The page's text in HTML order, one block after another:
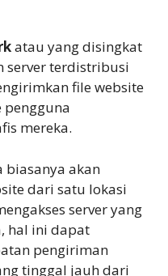
atau yang disingkat
server terdistribusi
file website
pengguna
mereka.
biasanya akan
dari satu lokasi
server yang
hal ini dapat
pengiriman
tinggal jauh dari